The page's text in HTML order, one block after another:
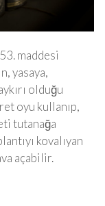
maddesi
yasaya,
olduğu
oyu kullanıp,
tutanağa
kovalıyan
açabilir.